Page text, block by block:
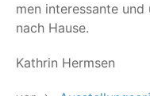
men inter­es­san­te
nach Hause.
Kath­rin Hermsen